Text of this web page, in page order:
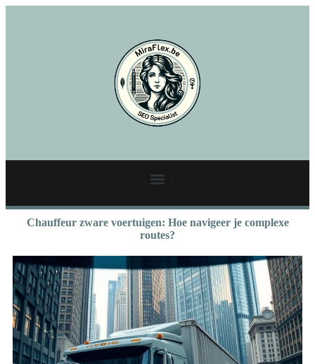
Chauffeur zware voertuigen: Hoe navigeer je complexe
routes?